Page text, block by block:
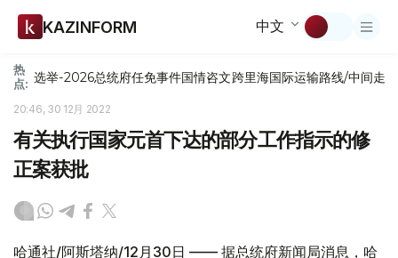
KAZINFORM 中文
热
点: 选举-2026总统府任免事件国情咨文跨里海国际运输路线/中间走廊
20:46, 30 12月 2022
有关执行国家元首下达的部分工作指示的修
正案获批
哈通社/阿斯塔纳/12月30日 —— 据总统府新闻局消息，哈